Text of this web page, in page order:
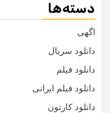
دسته‌ها
اگهی
دانلود سریال
دانلود فیلم
دانلود فیلم ایرانی
دانلود کارتون